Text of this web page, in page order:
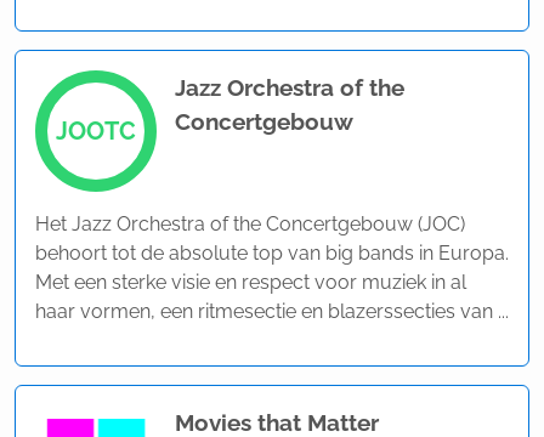
JOOTC
Jazz Orchestra of the
Concertgebouw
Het Jazz Orchestra of the Concertgebouw (JOC)
behoort tot de absolute top van big bands in Europa.
Met een sterke visie en respect voor muziek in al
haar vormen, een ritmesectie en blazerssecties van ...
Movies that Matter